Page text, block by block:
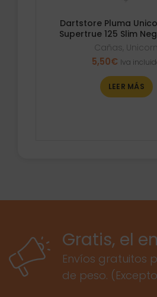
Dartstore Pluma
Supertrue 125 Slim
Cañas, Unicorn
5,50€ Iva
LEER MÁS
Gratis, el
Envíos gratuitos
de peso.